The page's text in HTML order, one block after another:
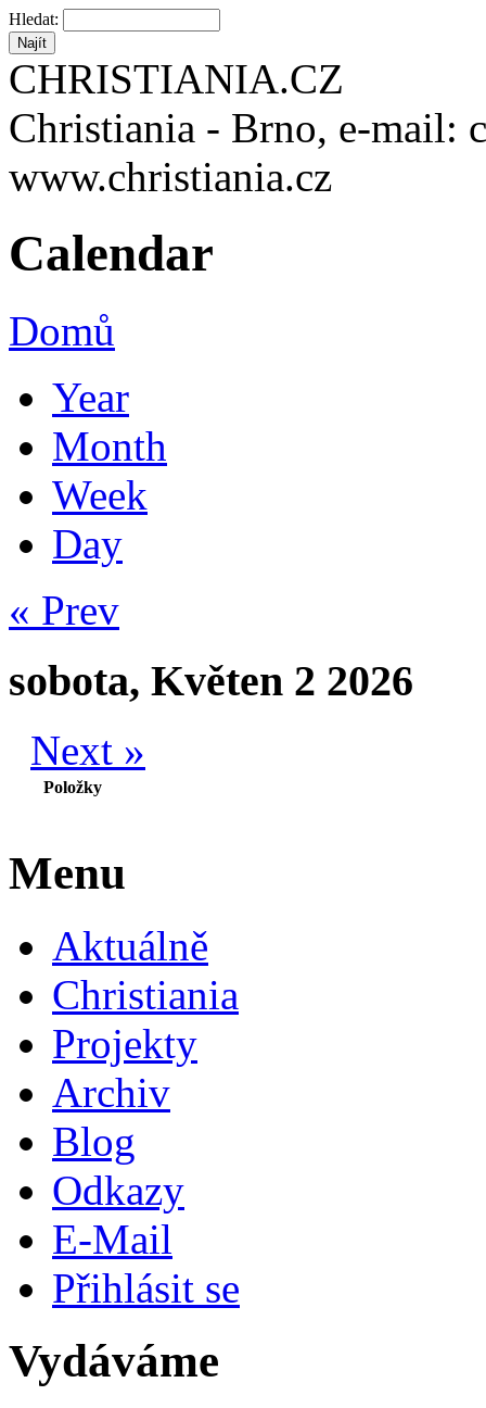
Hledat:
CHRISTIANIA.CZ
Christiania - Brno, e-mail:
www.christiania.cz
Calendar
Domů
Year
Month
Week
Day
« Prev
sobota, Květen 2 2026
Next »
Položky
Menu
Aktuálně
Christiania
Projekty
Archiv
Blog
Odkazy
E-Mail
Přihlásit se
Vydáváme